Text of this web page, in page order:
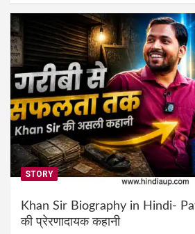
STORY
Khan Sir Biography in Hindi-
की प्रेरणादायक कहानी